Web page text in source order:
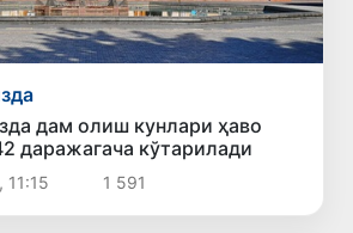
дам олиш кунлари ҳаво
даражагача кўтарилади
11:15 1 591